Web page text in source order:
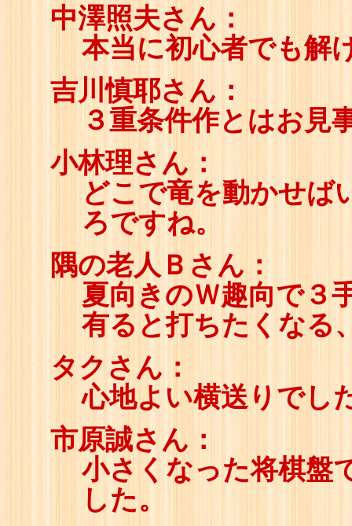
中澤照夫さん：
本当に初心者でも解
吉川慎耶さん：
３重条件作とはお見
小林理さん：
どこで竜を動かせば
ろですね。
隅の老人Ｂさん：
夏向きのＷ趣向で３
有ると打ちたくなる
タクさん：
心地よい横送りでし
市原誠さん：
小さくなった将棋盤
した。